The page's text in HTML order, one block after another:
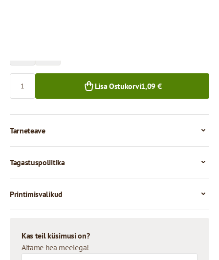
Lisa Ostukorvi1,09 €
Tarneteave
Tagastuspoliitika
Printimisvalikud
Kas teil küsimusi on?
Aitame hea meelega!